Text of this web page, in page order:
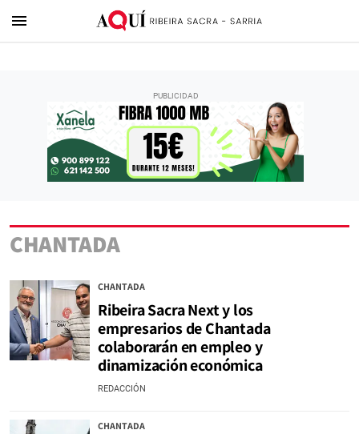
menu
CHANTADA
CHANTADA
Ribeira Sacra Next y los
empresarios de Chantada
colaborarán en empleo y
dinamización económica
REDACCIÓN
CHANTADA